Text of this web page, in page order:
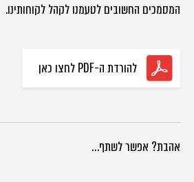
המסמכים החשובים לטעמנו לקהל לקוחותינו.
להורדת ה-PDF לחצו כאן
אהבת? אפשר לשתף…